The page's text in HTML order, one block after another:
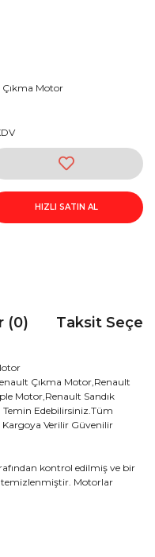
Motor
HIZLI SATIN AL
(0) Taksit
Çıkma Motor,Renault
Motor,Renault Sandık
Edebilirsiniz.Tüm
Verilir Güvenilir
kontrol edilmiş ve bir
temizlenmiştir. Motorlar